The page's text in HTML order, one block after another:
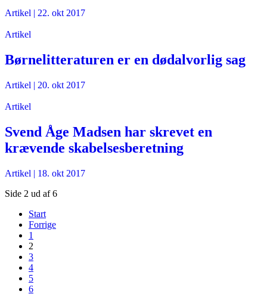
Artikel | 22. okt 2017
Artikel
Børnelitteraturen er en dødalvorlig sag
Artikel | 20. okt 2017
Artikel
Svend Åge Madsen har skrevet en
krævende skabelsesberetning
Artikel | 18. okt 2017
Side 2 ud af 6
Start
Forrige
1
2
3
4
5
6